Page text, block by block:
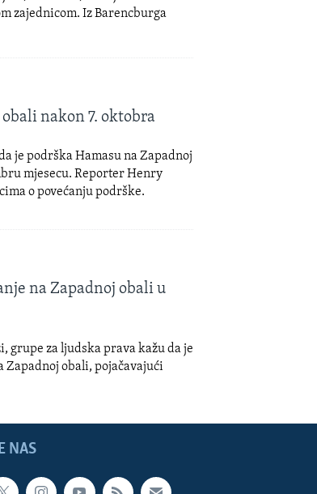
zajednicom. Iz Barencburga
nakon 7. oktobra
je podrška Hamasu na Zapadnoj
mjesecu. Reporter Henry
o povećanju podrške.
na Zapadnoj obali u
grupe za ljudska prava kažu da je
Zapadnoj obali, pojačavajući
NAS